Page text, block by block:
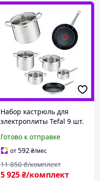
Набор кастрюль для
электроплиты Tefal 9 шт.
кастрюль Кастрюли с
крышками Набор посуды
в подарок
Готово к отправке
от592₴/мес
5 925₴/комплект
11 850 ₴/комплект